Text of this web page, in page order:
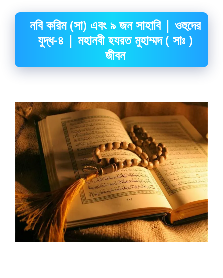
নবি করিম (সা) এবং ৯ জন সাহাবি | ওহুদের
যুদ্ধ-৪ | মহানবী হযরত মুহাম্মদ ( সাঃ )
জীবন